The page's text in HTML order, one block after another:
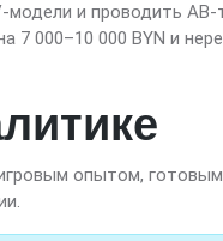
и проводить
7 000–10 000 BYN и
опытом,